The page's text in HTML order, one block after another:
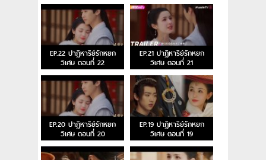
EP.22 ปาฏิหาริย์รักหยก
วิเศษ ตอนที่ 22
EP.21 ปาฏิหาริย์รักหยก
วิเศษ ตอนที่ 21
EP.20 ปาฏิหาริย์รักหยก
วิเศษ ตอนที่ 20
EP.19 ปาฏิหาริย์รักหยก
วิเศษ ตอนที่ 19